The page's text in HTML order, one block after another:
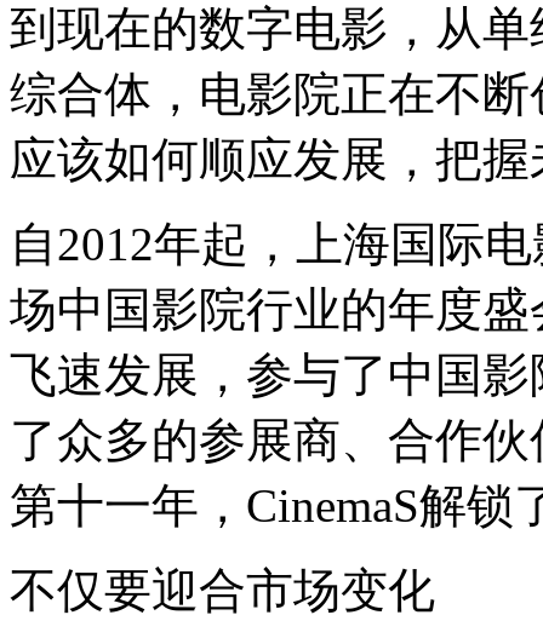
到现在的数字电影，从
综合体，电影院正在不
应该如何顺应发展，把
自2012年起，上海国际
场中国影院行业的年度
飞速发展，参与了中国
了众多的参展商、合作
第十一年，CinemaS解锁
不仅要迎合市场变化